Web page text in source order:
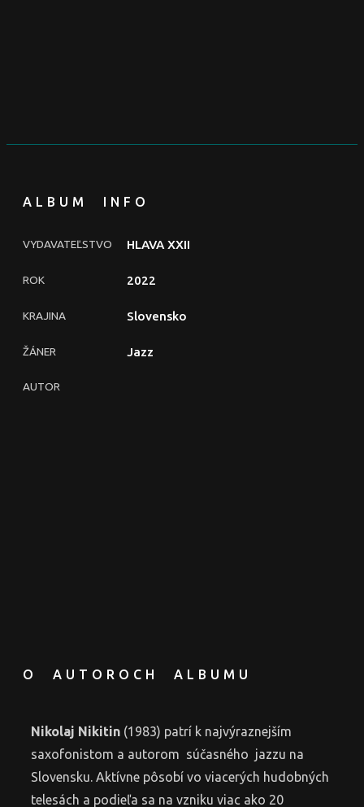
ALBUM INFO
VYDAVATEĽSTVO HLAVA XXII
ROK 2022
KRAJINA Slovensko
ŽÁNER Jazz
AUTOR
O AUTOROCH ALBUMU
Nikolaj Nikitin (1983) patrí k najvýraznejším
saxofonistom a autorom súčasného jazzu na
Slovensku. Aktívne pôsobí vo viacerých hudobných
telesách a podieľa sa na vzniku viac ako 20